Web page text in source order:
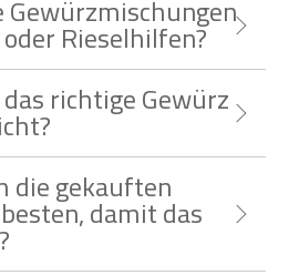
Rieselhilfen?
richtige Gewürz
die gekauften
damit das